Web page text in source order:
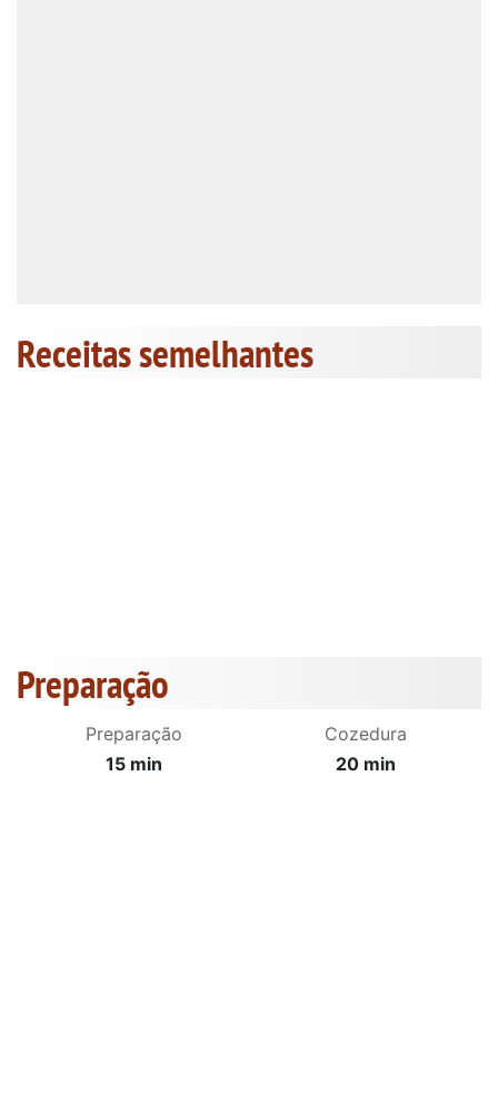
Receitas semelhantes
Preparação
Preparação
15 min
Cozedura
20 min